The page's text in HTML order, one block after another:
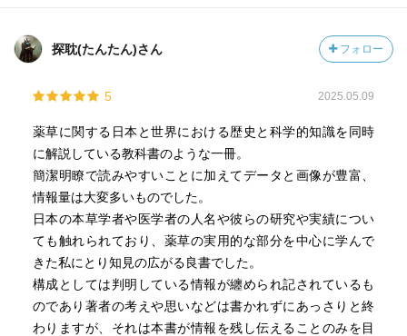
探耽(たんたん)さん フォロー
5 2025.05.09
薬草に関する日本と世界における歴史と科学的知識を同時
に解説している教科書のような一冊。
簡潔明瞭で読みやすいことに加えてデータと画像が豊富、
情報量は大変多いものでした。
日本の本草学者や医学者の人名や彼らの研究や実績につい
ても触れられており、薬草の実用的な部分を中心に学んで
きた私にとり知見の広がる良書でした。
構成としては判明している情報が纏められ記されているも
のであり著者の考えや思いなどは書かれずにあっさりと終
わりますが、それは本書が情報を残し伝えることのみを目